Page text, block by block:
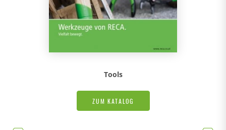
Tools
ZUM KATALOG